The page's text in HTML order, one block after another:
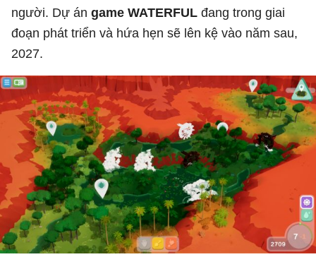
người. Dự án game WATERFUL đang trong giai
đoạn phát triển và hứa hẹn sẽ lên kệ vào năm sau,
2027.